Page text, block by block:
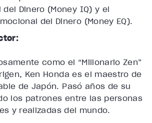
Dinero (Money IQ) y el
del Dinero (Money EQ).
como el “Millonario Zen”
Ken Honda es el maestro de
de Japón. Pasó años de su
los patrones entre las personas
y realizadas del mundo.